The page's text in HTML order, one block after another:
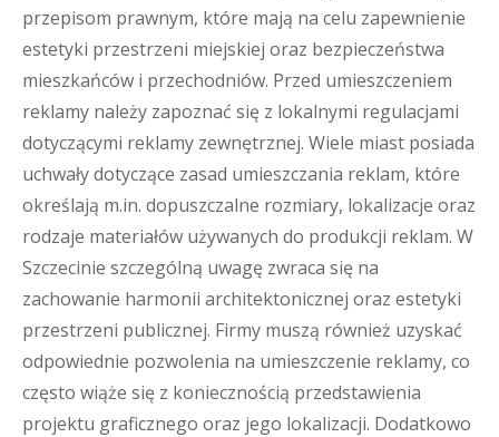
przepisom prawnym, które mają na celu zapewnienie
estetyki przestrzeni miejskiej oraz bezpieczeństwa
mieszkańców i przechodniów. Przed umieszczeniem
reklamy należy zapoznać się z lokalnymi regulacjami
dotyczącymi reklamy zewnętrznej. Wiele miast posiada
uchwały dotyczące zasad umieszczania reklam, które
określają m.in. dopuszczalne rozmiary, lokalizacje oraz
rodzaje materiałów używanych do produkcji reklam. W
Szczecinie szczególną uwagę zwraca się na
zachowanie harmonii architektonicznej oraz estetyki
przestrzeni publicznej. Firmy muszą również uzyskać
odpowiednie pozwolenia na umieszczenie reklamy, co
często wiąże się z koniecznością przedstawienia
projektu graficznego oraz jego lokalizacji. Dodatkowo